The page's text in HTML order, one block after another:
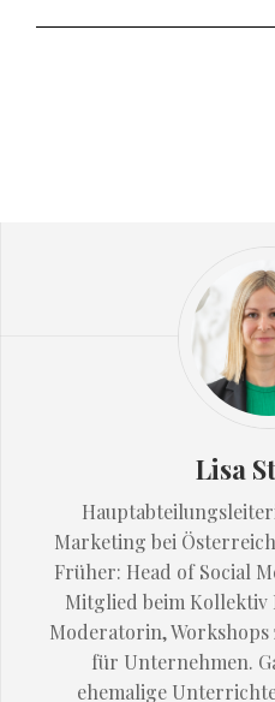
Lisa
Marketing bei
Früher: Head of Social
Mitglied beim Kollektiv
Moderatorin, Workshops
für Unternehmen.
ehemalige